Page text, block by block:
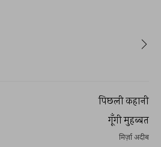
पिछली कहानी
गूँगी मुहब्बत
मिर्ज़ा अदीब